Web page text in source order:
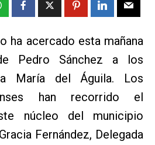
ha acercado esta mañana
Pedro Sánchez a los
María del Águila. Los
han recorrido el
núcleo del municipio
Fernández, Delegada